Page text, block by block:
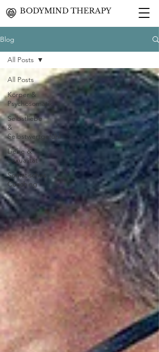
BODYMIND THERAPY
Blog
All Posts
Körper &
Psychosomatik
Selbstliebe
&
Selbstwertgefühl
Liebe &
Sexualität
Somatisches
Coaching
All Posts